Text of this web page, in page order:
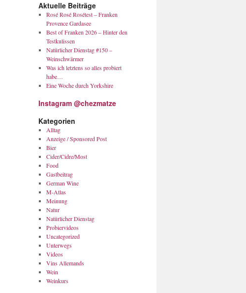
Aktuelle Beiträge
Rosé Rosé Rosétest – Franken
Provence Gardasee
Best of Franken 2026 – Hinter den
Testkulissen
Natürlicher Dienstag #150 –
Weinschwärmer
Was ich letztens so alles probiert
habe…
Eine Woche durch Yorkshire
Instagram @chezmatze
Kategorien
Alltag
Anzeige / Sponsored Post
Bier
Cider/Cidre/Most
Food
Gastbeitrag
German Wine
M-Atlas
Meinung
Natur
Natürlicher Dienstag
Probiervideos
Uncategorized
Unterwegs
Videos
Vins Allemands
Wein
Weinkurs